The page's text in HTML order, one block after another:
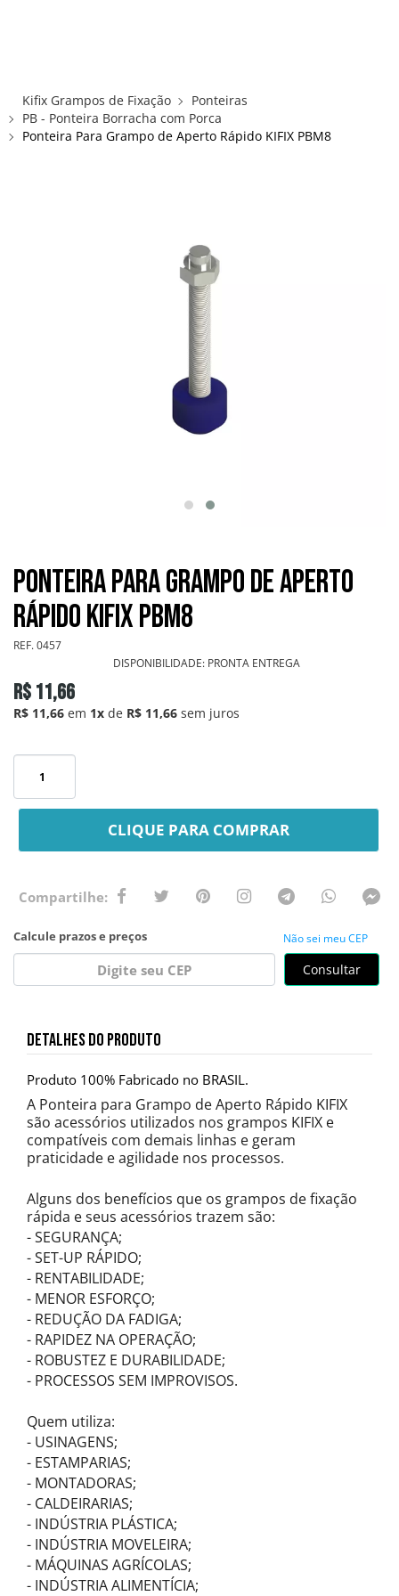
FUSOS RÁPIDOS
GRAMPOS DE FIXAÇÃO DUPLA
OUTROS
PONTEIRAS
INFORMAÇÕES
Kifix Grampos de Fixação
Ponteiras
PB - Ponteira Borracha com Porca
Ponteira Para Grampo de Aperto Rápido KIFIX PBM8
Ponteira Para Grampo de Aperto
Rápido KIFIX PBM8
REF.0457
DISPONIBILIDADE:PRONTA ENTREGA
R$ 11,66
R$ 11,66 em 1x de R$ 11,66 sem juros
CLIQUE PARA COMPRAR
Não sei meu CEP
Consultar
DETALHES DO PRODUTO
Produto 100% Fabricado no BRASIL.
A Ponteira para Grampo de Aperto Rápido KIFIX
são acessórios utilizados nos grampos KIFIX e
compatíveis com demais linhas e geram
praticidade e agilidade nos processos.
Alguns dos benefícios que os grampos de fixação
rápida e seus acessórios trazem são:
- SEGURANÇA;
- SET-UP RÁPIDO;
- RENTABILIDADE;
- MENOR ESFORÇO;
- REDUÇÃO DA FADIGA;
- RAPIDEZ NA OPERAÇÃO;
- ROBUSTEZ E DURABILIDADE;
- PROCESSOS SEM IMPROVISOS.
Quem utiliza:
- USINAGENS;
- ESTAMPARIAS;
- MONTADORAS;
- CALDEIRARIAS;
- INDÚSTRIA PLÁSTICA;
- INDÚSTRIA MOVELEIRA;
- MÁQUINAS AGRÍCOLAS;
- INDÚSTRIA ALIMENTÍCIA;